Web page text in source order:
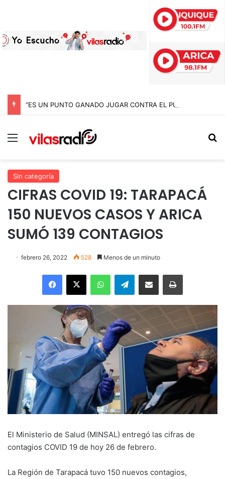
Menú
Sin categoría
CIFRAS COVID 19: TARAPACÁ
150 NUEVOS CASOS Y ARICA
SUMÓ 139 CONTAGIOS
febrero 26, 2022 528 Menos de un minuto
Facebook
X WhatsAppTelegramEnviar vía email Imprimir
El Ministerio de Salud (MINSAL) entregó las cifras de
contagios COVID 19 de hoy 26 de febrero.
La Región de Tarapacá tuvo 150 nuevos contagios,